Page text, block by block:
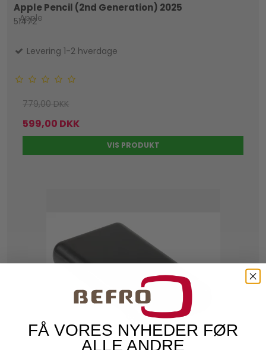
Apple Pencil (2nd Generation) 2025
Apple
51472
Levering 1-2 hverdage
779,00 DKK
599,00 DKK
VIS PRODUKT
FÅ VORES NYHEDER FØR
ALLE ANDRE